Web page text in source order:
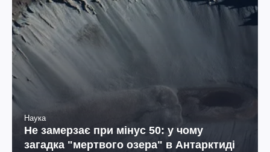
Наука
Не замерзає при мінус 50: у чому
загадка "мертвого озера" в Антарктиді